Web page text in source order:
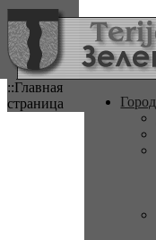
::Главная
страница
Город